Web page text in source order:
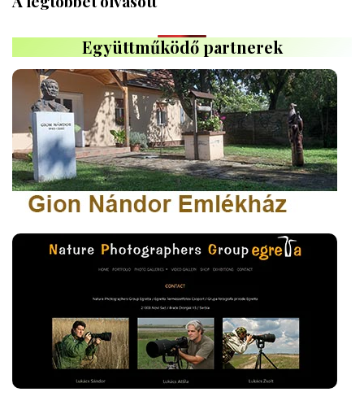
Együttműködő partnerek